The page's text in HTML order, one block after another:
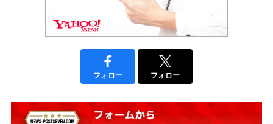
フォロー フォロー